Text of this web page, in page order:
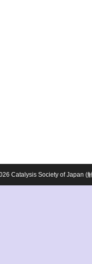
Catalysis Society of Japan (